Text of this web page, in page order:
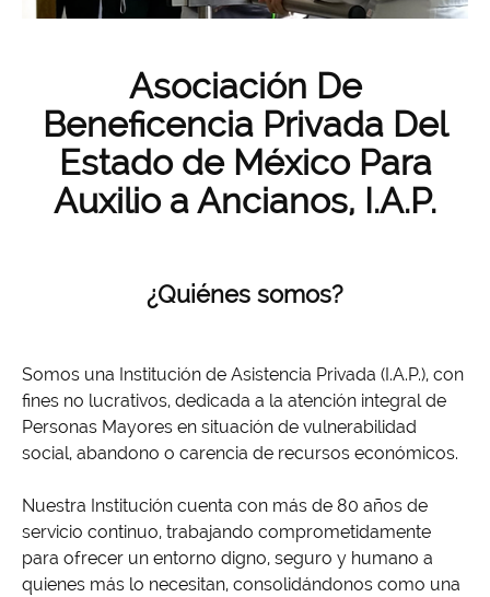
Asociación De
Beneficencia Privada Del
Estado de México Para
Auxilio a Ancianos, I.A.P.
¿Quiénes somos?
Somos una Institución de Asistencia Privada (I.A.P.), con
fines no lucrativos, dedicada a la atención integral de
Personas Mayores en situación de vulnerabilidad
social, abandono o carencia de recursos económicos.
Nuestra Institución cuenta con más de 80 años de
servicio continuo, trabajando comprometidamente
para ofrecer un entorno digno, seguro y humano a
quienes más lo necesitan, consolidándonos como una